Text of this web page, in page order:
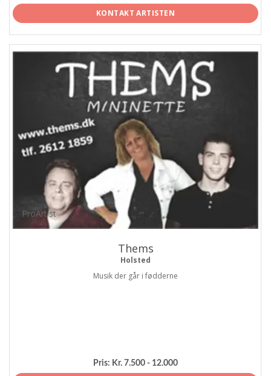
KONTAKT ARTISTEN
ProArtist
Thems
Holsted
Musik der går i fødderne
Pris: Kr. 7.500 - 12.000